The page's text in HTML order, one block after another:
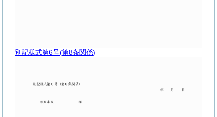
別記様式第6号(第8条関係)